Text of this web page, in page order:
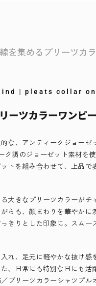
を集めるプリーツカ
| pleats collar
ーツカラーワンピ
な、アンティークジョーゼ
ク調のジョーゼット素材を
トを組み合わせて、上品で
大きなプリーツカラーがチ
らも、顔まわりを華やかに
きりとした印象に。スムー
れ、足元に軽やかな抜け感
、日常にも特別な日にも活
プリーツカラーシャツプ